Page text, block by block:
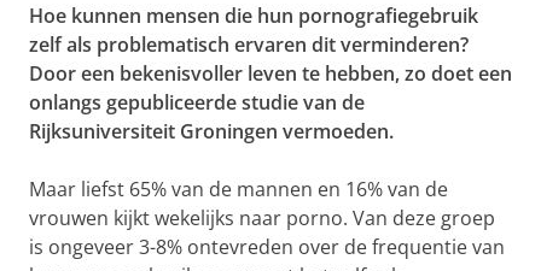
Hoe kunnen mensen die hun pornografiegebruik
zelf als problematisch ervaren dit verminderen?
Door een bekenisvoller leven te hebben, zo doet een
onlangs gepubliceerde studie van de
Rijksuniversiteit Groningen vermoeden.
Maar liefst 65% van de mannen en 16% van de
vrouwen kijkt wekelijks naar porno. Van deze groep
is ongeveer 3-8% ontevreden over de frequentie van